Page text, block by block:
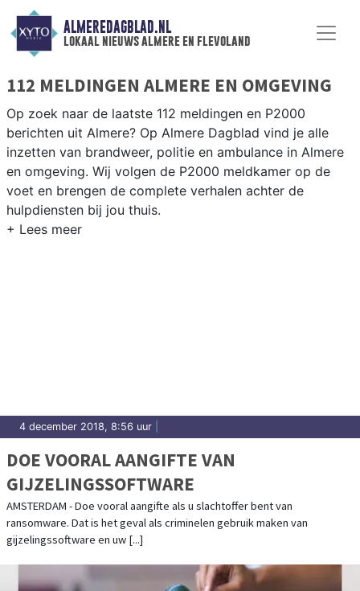
ALMEREDAGBLAD.NL
lokaal nieuws almere en flevoland
112 MELDINGEN ALMERE EN OMGEVING
Op zoek naar de laatste 112 meldingen en P2000
berichten uit Almere? Op Almere Dagblad vind je alle
inzetten van brandweer, politie en ambulance in Almere
en omgeving. Wij volgen de P2000 meldkamer op de
voet en brengen de complete verhalen achter de
hulpdiensten bij jou thuis.
4 december 2018, 8:56 uur
DOE VOORAL AANGIFTE VAN
GIJZELINGSSOFTWARE
AMSTERDAM - Doe vooral aangifte als u slachtoffer bent van
ransomware. Dat is het geval als criminelen gebruik maken van
gijzelingssoftware en uw [...]